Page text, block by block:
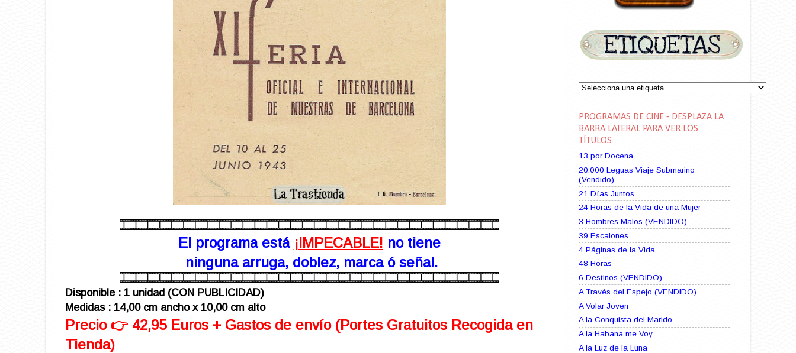
El programa está ¡IMPECABLE! no tiene
ninguna arruga, doblez, marca ó señal.
Disponible : 1 unidad (CON PUBLICIDAD)
Medidas : 14,00 cm ancho x 10,00 cm alto
Precio 👉 42,95 Euros + Gastos de envío (Portes Gratuitos Recogida en
Tienda)
PROGRAMAS DE CINE - DESPLAZA LA
BARRA LATERAL PARA VER LOS
TÍTULOS
13 por Docena
20.000 Leguas Viaje Submarino
(Vendido)
21 Días Juntos
24 Horas de la Vida de una Mujer
3 Hombres Malos (VENDIDO)
39 Escalones
4 Páginas de la Vida
48 Horas
6 Destinos (VENDIDO)
A Través del Espejo (VENDIDO)
A Volar Joven
A la Conquista del Marido
A la Habana me Voy
A la Luz de la Luna